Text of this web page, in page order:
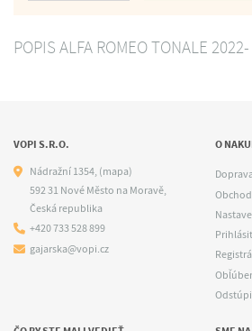
POPIS ALFA ROMEO TONALE
VOPI S.R.O.
Nádražní 1354,(mapa)
592 31 Nové Město na Moravě,
Česká republika
+420 733 528 899
gajarska@vopi.cz
O
Prihlásiť